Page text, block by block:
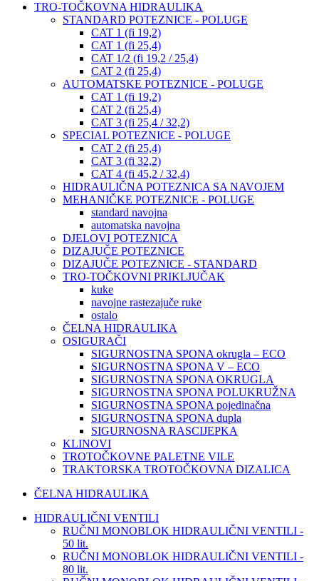
TRO-TOČKOVNA HIDRAULIKA
STANDARD POTEZNICE - POLUGE
CAT 1 (fi 19,2)
CAT 1 (fi 25,4)
CAT 1/2 (fi 19,2 / 25,4)
CAT 2 (fi 25,4)
AUTOMATSKE POTEZNICE - POLUGE
CAT 1 (fi 19,2)
CAT 2 (fi 25,4)
CAT 3 (fi 25,4 / 32,2)
SPECIAL POTEZNICE - POLUGE
CAT 2 (fi 25,4)
CAT 3 (fi 32,2)
CAT 4 (fi 45,2 / 32,4)
HIDRAULIČNA POTEZNICA SA NAVOJEM
MEHANIČKE POTEZNICE - POLUGE
standard navojna
automatska navojna
DJELOVI POTEZNICA
DIZAJUČE POTEZNICE
DIZAJUČE POTEZNICE - STANDARD
TRO-TOČKOVNI PRIKLJUČAK
kuke
navojne rastezajuče ruke
ostalo
ČELNA HIDRAULIKA
OSIGURAČI
SIGURNOSTNA SPONA okrugla – ECO
SIGURNOSTNA SPONA V – ECO
SIGURNOSTNA SPONA OKRUGLA
SIGURNOSTNA SPONA POLUKRUŽNA
SIGURNOSTNA SPONA pojedinačna
SIGURNOSTNA SPONA dupla
SIGURNOSNA RASCIJEPKA
KLINOVI
TROTOČKOVNE PALETNE VILE
TRAKTORSKA TROTOČKOVNA DIZALICA
ČELNA HIDRAULIKA
HIDRAULIČNI VENTILI
RUČNI MONOBLOK HIDRAULIČNI VENTILI -
50 lit.
RUČNI MONOBLOK HIDRAULIČNI VENTILI -
80 lit.